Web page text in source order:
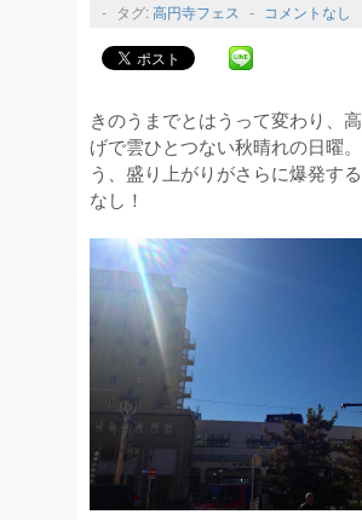
- タグ:高円寺フェス - コメントなし
きのうまでとはうって変わり、
げで雲ひとつない秋晴れの日曜
う、盛り上がりがさらに爆発す
なし！